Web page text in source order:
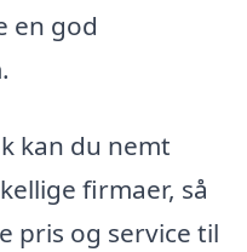
en god
kan du nemt
firmaer, så
pris og service til